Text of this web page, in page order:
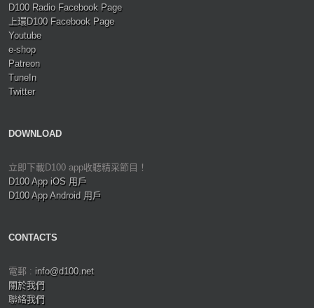
D100 Radio Facebook Page
上環D100 Facebook Page
Youtube
e-shop
Patreon
TuneIn
Twitter
DOWNLOAD
立即下載D100 app收聽精采節目！
D100 App iOS 用戶
D100 App Android 用戶
CONTACTS
電郵 : info@d100.net
關於我們
聯絡我們